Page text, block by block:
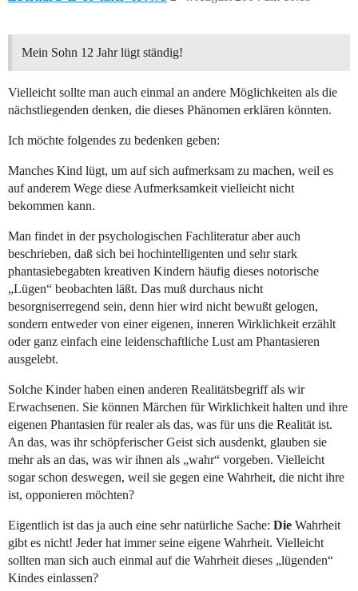
Mein Sohn 12 Jahr lügt ständig!
Vielleicht sollte man auch einmal an andere Möglichkeiten als die
nächstliegenden denken, die dieses Phänomen erklären könnten.
Ich möchte folgendes zu bedenken geben:
Manches Kind lügt, um auf sich aufmerksam zu machen, weil es
auf anderem Wege diese Aufmerksamkeit vielleicht nicht
bekommen kann.
Man findet in der psychologischen Fachliteratur aber auch
beschrieben, daß sich bei hochintelligenten und sehr stark
phantasiebegabten kreativen Kindern häufig dieses notorische
„Lügen“ beobachten läßt. Das muß durchaus nicht
besorgniserregend sein, denn hier wird nicht bewußt gelogen,
sondern entweder von einer eigenen, inneren Wirklichkeit erzählt
oder ganz einfach eine leidenschaftliche Lust am Phantasieren
ausgelebt.
Solche Kinder haben einen anderen Realitätsbegriff als wir
Erwachsenen. Sie können Märchen für Wirklichkeit halten und ihre
eigenen Phantasien für realer als das, was für uns die Realität ist.
An das, was ihr schöpferischer Geist sich ausdenkt, glauben sie
mehr als an das, was wir ihnen als „wahr“ vorgeben. Vielleicht
sogar schon deswegen, weil sie gegen eine Wahrheit, die nicht ihre
ist, opponieren möchten?
Eigentlich ist das ja auch eine sehr natürliche Sache: Die Wahrheit
gibt es nicht! Jeder hat immer seine eigene Wahrheit. Vielleicht
sollten man sich auch einmal auf die Wahrheit dieses „lügenden“
Kindes einlassen?